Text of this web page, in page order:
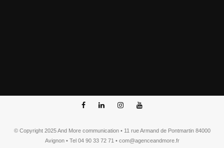
© Copyright 2025 And More communication • 11 rue Armand de Pontmartin 84000
Avignon • Tel 04 90 33 72 71 • com@agenceandmore.fr